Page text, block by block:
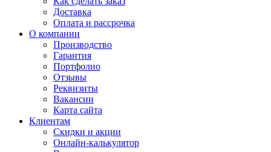
Доставка
Оплата и рассрочка
О компании
Производство
Гарантия
Портфолио
Отзывы
Реквизиты
Вакансии
Карта сайта
Клиентам
Скидки и акции
Онлайн-калькулятор